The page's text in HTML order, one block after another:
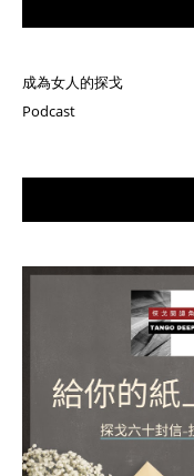
成為女人的探戈
Podcast